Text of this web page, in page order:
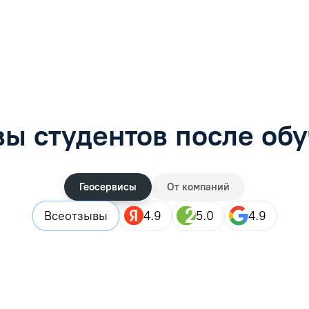
студентов после
Геосервисы От компаний
Всеотзывы 4.9 5.0 4.9